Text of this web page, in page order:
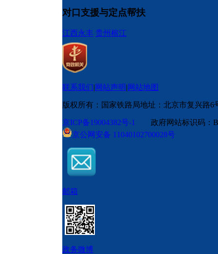
对口支援与定点帮扶
江西永丰 贵州榕江
联系我们|网站声明|网站地图
版权所有：国家铁路局地址：北京市复兴路6
京ICP备19004382号-1
政府网站标识码
京公网安备 11040102700028号
邮箱
政务微博